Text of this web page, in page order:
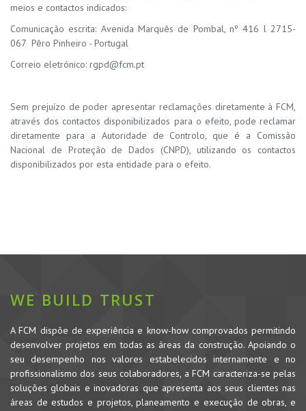
meios e contactos indicados:
Comunicação escrita: Avenida Marquês de Pombal, nº 416 l2715-
067 Pêro Pinheiro - Portugal
Correio eletrónico: rgpd@fcm.pt
Sem prejuízo de poder apresentar reclamações diretamente à FCM,
através dos contactos disponibilizados para o efeito, pode reclamar
diretamente para a Autoridade de Controlo, que é a Comissão
Nacional de Proteção de Dados (CNPD), utilizando os contactos
disponibilizados por esta entidade para o efeito.
WE BUILD TRUST
A FCM dispõe de experiência e know-how comprovados permitindo
desenvolver projetos em todas as áreas da construção. Apoiando o
seu desempenho nos valores estabelecidos internamente e no
profissionalismo dos seus colaboradores, a FCM caracteriza-se pelas
soluções globais e inovadoras que apresenta aos seus clientes nas
áreas de estudos e projetos, planeamento e execução de obras, e